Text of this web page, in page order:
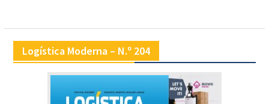
Logística Moderna – N.º 204